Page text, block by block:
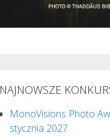
NAJNOWSZE
MonoVisions Photo
stycznia 2027